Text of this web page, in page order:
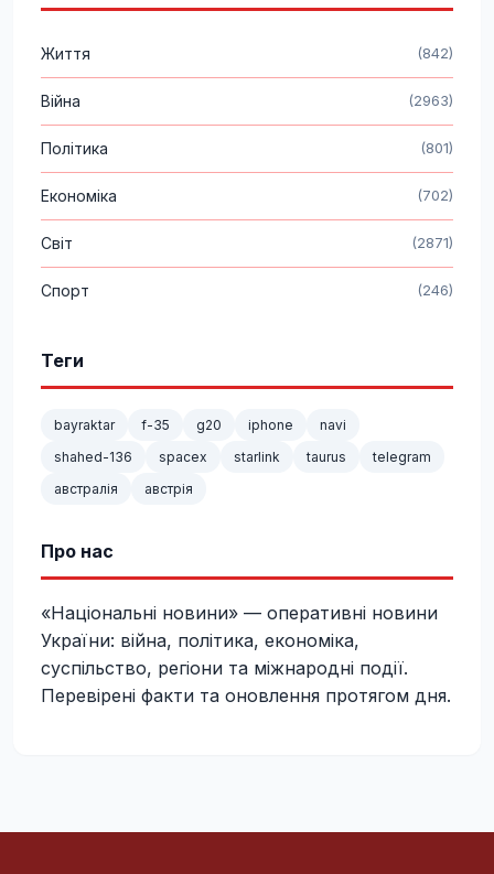
Життя (842)
Війна (2963)
Політика (801)
Економіка (702)
Світ (2871)
Спорт (246)
Теги
bayraktar f-35 g20 iphone
navi
shahed-136
spacex starlink taurus
telegram
австралія
австрія
Про нас
«Національні новини» — оперативні новини
України: війна, політика, економіка,
суспільство, регіони та міжнародні події.
Перевірені факти та оновлення протягом дня.